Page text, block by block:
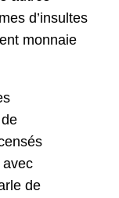
d’insultes
monnaie
avec
de